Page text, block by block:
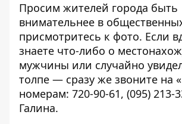
Просим жителей города быть
внимательнее в
присмотритесь к фото. Если
знаете что-либо о
мужчины или случайно
толпе — сразу же звоните на
номерам: 720-90-61, (095) 213-
Галина.